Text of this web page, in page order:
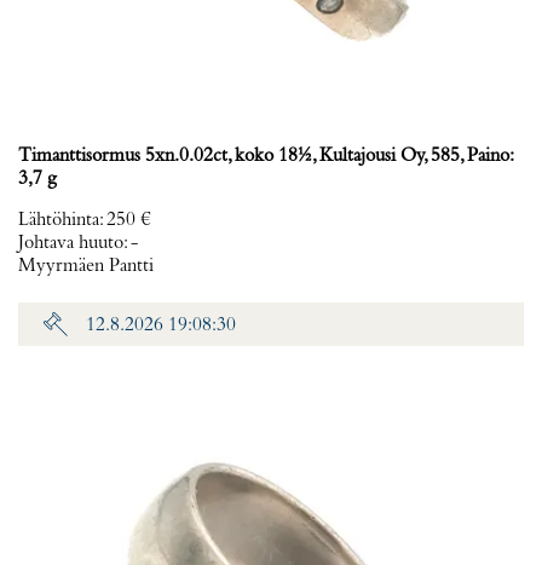
Timanttisormus 5xn.0.02ct, koko 18½, Kultajousi Oy, 585, Paino:
3,7 g
Lähtöhinta:250 €
Johtava huuto:-
Myyrmäen Pantti
12.8.2026 19:08:30